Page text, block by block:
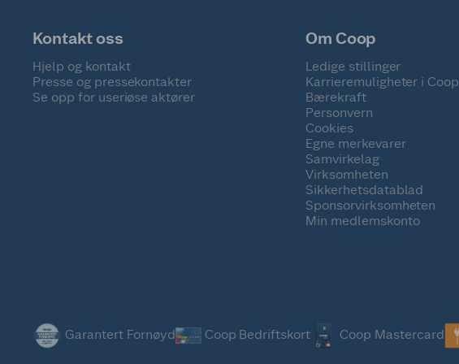
Kontakt oss
Hjelp og kontakt
Presse og pressekontakter
Se opp for useriøse aktører
Om Coop
Ledige stillinger
Karrieremuligheter i Coop
Bærekraft
Personvern
Cookies
Egne merkevarer
Samvirkelag
Virksomheten
Sikkerhetsdatablad
Sponsorvirksomheten
Min medlemskonto
Garantert Fornøyd Coop Bedriftskort Coop Mastercard